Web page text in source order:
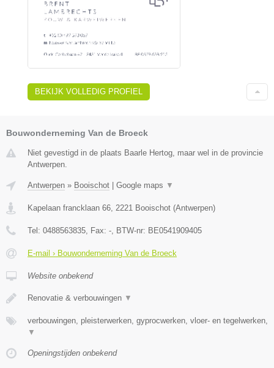
BEKIJK VOLLEDIG PROFIEL
Bouwonderneming Van de Broeck
Niet gevestigd in de plaats Baarle Hertog, maar wel in de provincie
Antwerpen.
Antwerpen » Booischot | Google maps ▼
Kapelaan francklaan 66 2221 Booischot (Antwerpen)
Tel: 0488563835 , Fax: - , BTW-nr: BE0541909405
E-mail › Bouwonderneming Van de Broeck
Website onbekend
Renovatie & verbouwingen ▼
verbouwingen, pleisterwerken, gyprocwerken, vloer- en tegelwerken,
▼
Openingstijden onbekend